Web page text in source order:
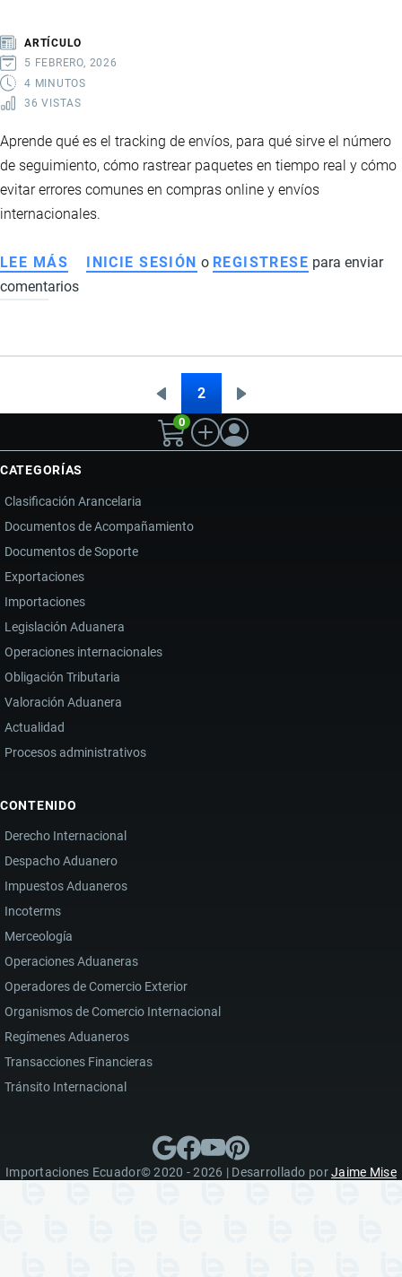
ARTÍCULO
5 FEBRERO, 2026
4 MINUTOS
36 VISTAS
Aprende qué es el tracking de envíos, para qué sirve el número
de seguimiento, cómo rastrear paquetes en tiempo real y cómo
evitar errores comunes en compras online y envíos
internacionales.
LEE MÁS SOBRE
QUÉ
TRACKING
CÓMO
TUS
PAQUETES
PASO
A
PASO
INICIE SESIÓN o REGISTRESE para enviar
comentarios
Página
anterior
2
página
0
CATEGORÍAS
Clasificación Arancelaria
Documentos de Acompañamiento
Documentos de Soporte
Exportaciones
Importaciones
Legislación Aduanera
Operaciones internacionales
Obligación Tributaria
Valoración Aduanera
Actualidad
Procesos administrativos
CONTENIDO
Derecho Internacional
Despacho Aduanero
Impuestos Aduaneros
Incoterms
Merceología
Operaciones Aduaneras
Operadores de Comercio Exterior
Organismos de Comercio Internacional
Regímenes Aduaneros
Transacciones Financieras
Tránsito Internacional
Importaciones Ecuador© 2020 - 2026 | Desarrollado porJaime Mise